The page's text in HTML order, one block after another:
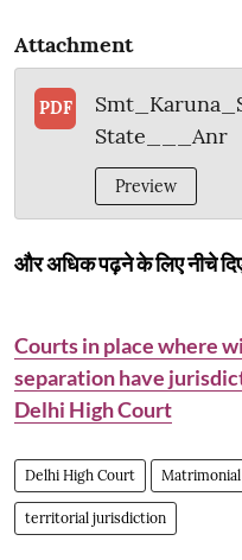
Attachment
PDF
State___Anr
Preview
और अधिक पढ़ने के लिए नीचे
Courts in place where
separation have
Delhi High Court
Delhi High Court
territorial jurisdiction